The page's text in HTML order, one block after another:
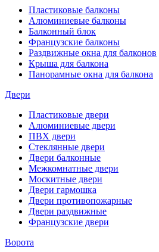
Пластиковые балконы
Алюминиевые балконы
Балконный блок
Французские балконы
Раздвижные окна для балконов
Крыша для балкона
Панорамные окна для балкона
Двери
Пластиковые двери
Алюминиевые двери
ПВХ двери
Стеклянные двери
Двери балконные
Межкомнатные двери
Москитные двери
Двери гармошка
Двери противопожарные
Двери раздвижные
Французские двери
Ворота